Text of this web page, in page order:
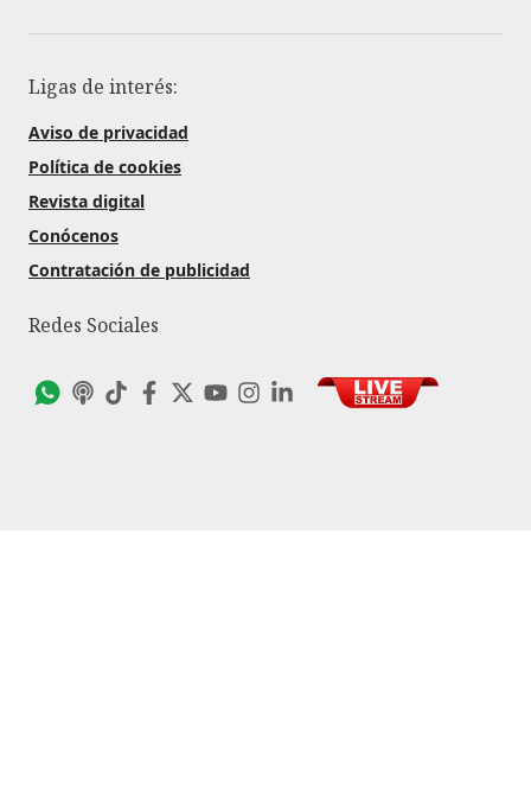
Ligas de interés:
Aviso de privacidad
Política de cookies
Revista digital
Conócenos
Contratación de publicidad
Redes Sociales